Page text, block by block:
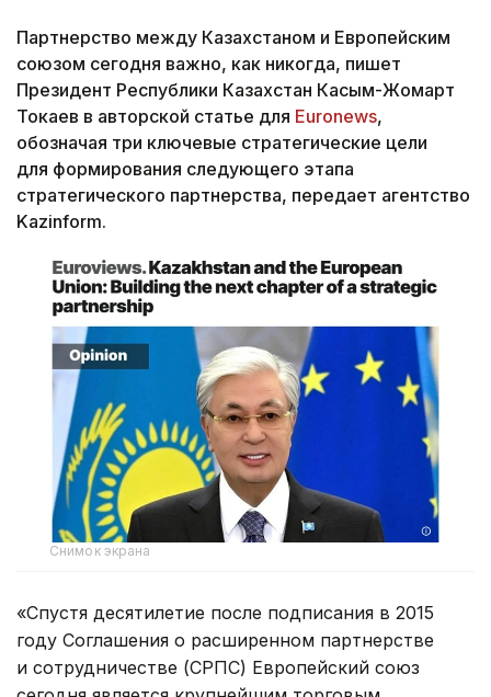
Партнерство между Казахстаном и Европейским
союзом сегодня важно, как никогда, пишет
Президент Республики Казахстан Касым-Жомарт
Токаев в авторской статье для Euronews,
обозначая три ключевые стратегические цели
для формирования следующего этапа
стратегического партнерства, передает агентство
Kazinform.
Снимок экрана
«Спустя десятилетие после подписания в 2015
году Соглашения о расширенном партнерстве
и сотрудничестве (СРПС) Европейский союз